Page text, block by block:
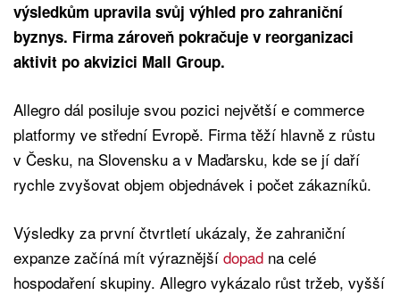
výsledkům upravila svůj výhled pro zahraniční
byznys. Firma zároveň pokračuje v reorganizaci
aktivit po akvizici Mall Group.
Allegro dál posiluje svou pozici největší e commerce
platformy ve střední Evropě. Firma těží hlavně z růstu
v Česku, na Slovensku a v Maďarsku, kde se jí daří
rychle zvyšovat objem objednávek i počet zákazníků.
Výsledky za první čtvrtletí ukázaly, že zahraniční
expanze začíná mít výraznější dopad na celé
hospodaření skupiny. Allegro vykázalo růst tržeb, vyšší